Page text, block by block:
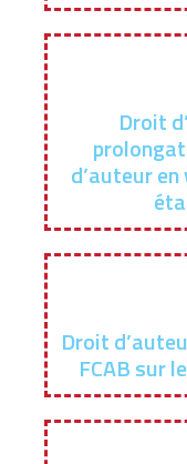
Droit
d’auteur
Droit
FCAB sur